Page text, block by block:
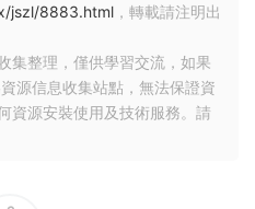
jszl/8883.html ，轉載請注明出
集整理，僅供學習交流，如果
源信息收集站點，無法保證資
資源安裝使用及技術服務。請